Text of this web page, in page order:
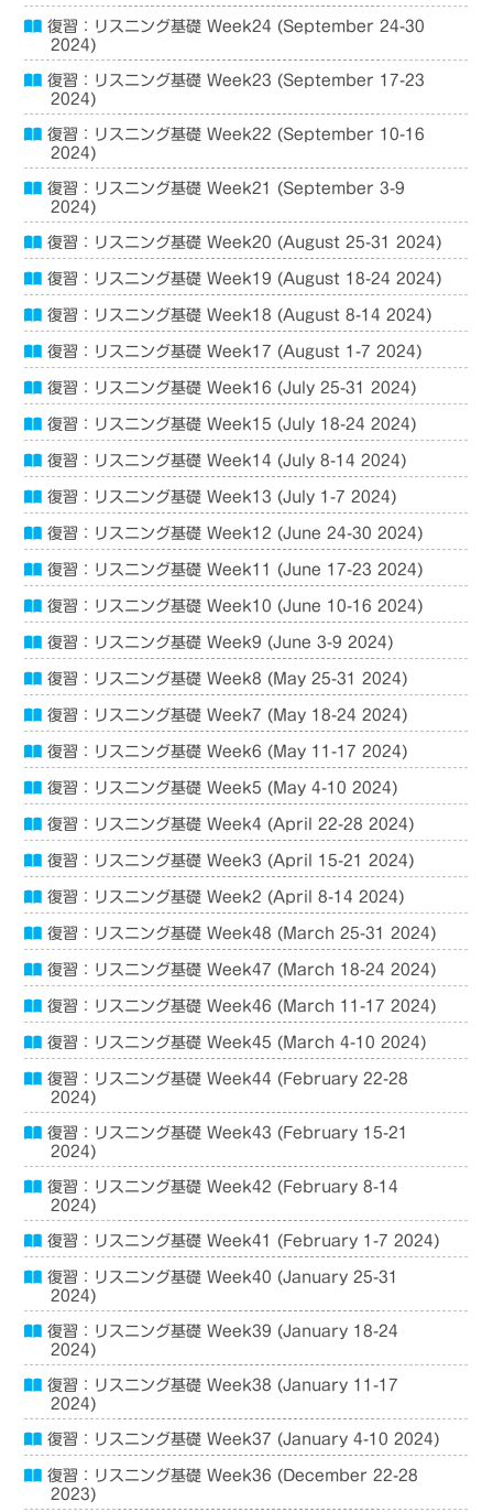
復習：リスニング基礎 Week24 (September 24-30
2024)
復習：リスニング基礎 Week23 (September 17-23
2024)
復習：リスニング基礎 Week22 (September 10-16
2024)
復習：リスニング基礎 Week21 (September 3-9
2024)
復習：リスニング基礎 Week20 (August 25-31 2024)
復習：リスニング基礎 Week19 (August 18-24 2024)
復習：リスニング基礎 Week18 (August 8-14 2024)
復習：リスニング基礎 Week17 (August 1-7 2024)
復習：リスニング基礎 Week16 (July 25-31 2024)
復習：リスニング基礎 Week15 (July 18-24 2024)
復習：リスニング基礎 Week14 (July 8-14 2024)
復習：リスニング基礎 Week13 (July 1-7 2024)
復習：リスニング基礎 Week12 (June 24-30 2024)
復習：リスニング基礎 Week11 (June 17-23 2024)
復習：リスニング基礎 Week10 (June 10-16 2024)
復習：リスニング基礎 Week9 (June 3-9 2024)
復習：リスニング基礎 Week8 (May 25-31 2024)
復習：リスニング基礎 Week7 (May 18-24 2024)
復習：リスニング基礎 Week6 (May 11-17 2024)
復習：リスニング基礎 Week5 (May 4-10 2024)
復習：リスニング基礎 Week4 (April 22-28 2024)
復習：リスニング基礎 Week3 (April 15-21 2024)
復習：リスニング基礎 Week2 (April 8-14 2024)
復習：リスニング基礎 Week48 (March 25-31 2024)
復習：リスニング基礎 Week47 (March 18-24 2024)
復習：リスニング基礎 Week46 (March 11-17 2024)
復習：リスニング基礎 Week45 (March 4-10 2024)
復習：リスニング基礎 Week44 (February 22-28
2024)
復習：リスニング基礎 Week43 (February 15-21
2024)
復習：リスニング基礎 Week42 (February 8-14
2024)
復習：リスニング基礎 Week41 (February 1-7 2024)
復習：リスニング基礎 Week40 (January 25-31
2024)
復習：リスニング基礎 Week39 (January 18-24
2024)
復習：リスニング基礎 Week38 (January 11-17
2024)
復習：リスニング基礎 Week37 (January 4-10 2024)
復習：リスニング基礎 Week36 (December 22-28
2023)